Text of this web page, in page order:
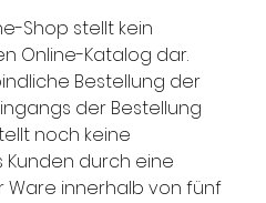
Shop stellt kein
Online-Katalog dar.
Bestellung der
der Bestellung
noch keine
durch eine
Ware innerhalb von fünf